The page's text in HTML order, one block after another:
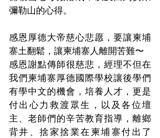
彌勒山的心得。
感恩厚德大帝慈心悲愿，要讓柬埔
寨土翻鬆，讓柬埔寨人離開苦難〜
感恩謝點傳師很慈悲，經理不但在
我們柬埔寨厚德國際學校讓後學們
有學中文的機會，培養人才，更是
付出心力救渡眾生，以及各位壇
主、老師們的辛苦教育指導，離鄉
背井、捨家捨業在柬埔寨付出了